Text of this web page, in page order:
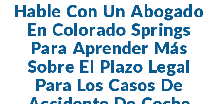
Hable Con Un Abogado
En Colorado Springs
Para Aprender Más
Sobre El Plazo Legal
Para Los Casos De